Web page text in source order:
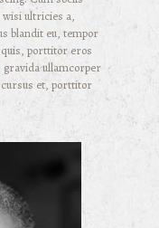
wisi ultricies a,
blandit eu, tempor
porttitor eros
gravida ullamcorper
cursus et, porttitor